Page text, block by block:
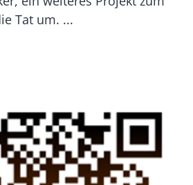
Tat um. ...